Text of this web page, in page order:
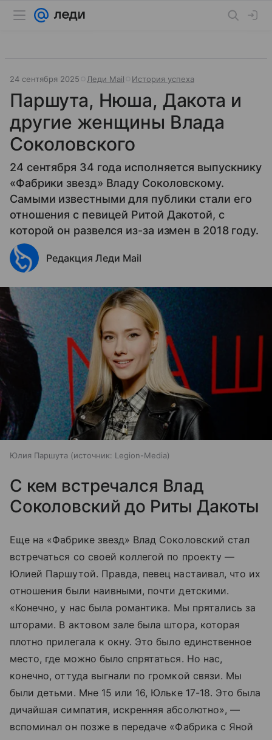
24 сентября 2025 Леди Mail История успеха
Паршута, Нюша, Дакота и
другие женщины Влада
Соколовского
24 сентября 34 года исполняется выпускнику
«Фабрики звезд» Владу Соколовскому.
Самыми известными для публики стали его
отношения с певицей Ритой Дакотой, с
которой он развелся из-за измен в 2018 году.
Редакция Леди Mail
Юлия Паршута источник: Legion-Media
С кем встречался Влад
Соколовский до Риты Дакоты
Еще на «Фабрике звезд» Влад Соколовский стал
встречаться со своей коллегой по проекту —
Юлией Паршутой. Правда, певец настаивал, что их
отношения были наивными, почти детскими.
«Конечно, у нас была романтика. Мы прятались за
шторами. В актовом зале была штора, которая
плотно прилегала к окну. Это было единственное
место, где можно было спрятаться. Но нас,
конечно, оттуда выгнали по громкой связи. Мы
были детьми. Мне 15 или 16, Юльке 17-18. Это была
дичайшая симпатия, искренняя абсолютно», —
вспоминал он позже в передаче «Фабрика с Яной